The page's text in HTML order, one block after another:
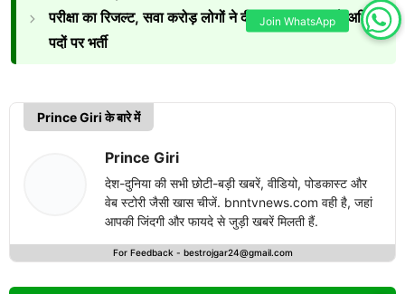
परीक्षा का रिजल्ट, सवा करोड़ लोगों ने दी एग्जाम, 1 लाख से अधिक
पदों पर भर्ती
Prince Giri के बारे में
Prince Giri
देश-दुनिया की सभी छोटी-बड़ी खबरें, वीडियो, पोडकास्ट और
वेब स्टोरी जैसी खास चीजें. bnntvnews.com वही है, जहां
आपकी जिंदगी और फायदे से जुड़ी खबरें मिलती हैं.
For Feedback - bestrojgar24@gmail.com
Join WhatsApp